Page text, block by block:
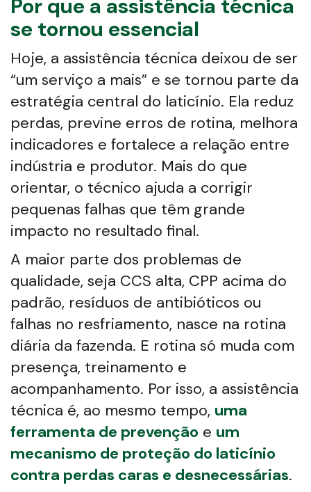
Por que a assistência técnica
se tornou essencial
Hoje, a assistência técnica deixou de ser
“um serviço a mais” e se tornou parte da
estratégia central do laticínio. Ela reduz
perdas, previne erros de rotina, melhora
indicadores e fortalece a relação entre
indústria e produtor. Mais do que
orientar, o técnico ajuda a corrigir
pequenas falhas que têm grande
impacto no resultado final.
A maior parte dos problemas de
qualidade, seja CCS alta, CPP acima do
padrão, resíduos de antibióticos ou
falhas no resfriamento, nasce na rotina
diária da fazenda. E rotina só muda com
presença, treinamento e
acompanhamento. Por isso, a assistência
técnica é, ao mesmo tempo, uma
ferramenta de prevenção e um
mecanismo de proteção do laticínio
contra perdas caras e desnecessárias.